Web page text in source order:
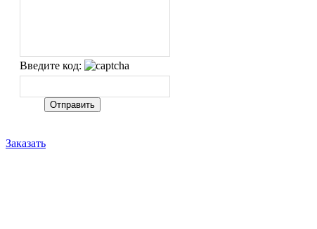
Введите код:
Заказать